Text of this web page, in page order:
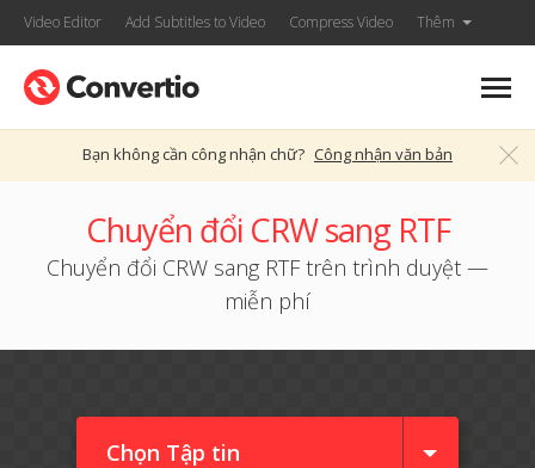
Video Editor Add Subtitles to Video Compress Video Thêm
Bạn không cần công nhận chữ? Công nhận văn bản
Chuyển đổi CRW sang RTF
Chuyển đổi CRW sang RTF trên trình duyệt —
miễn phí
Chọn Tập tin